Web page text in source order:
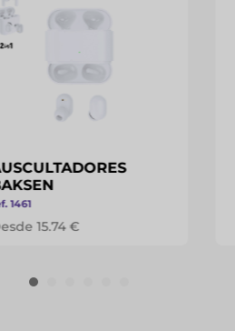
1461
15.74 €